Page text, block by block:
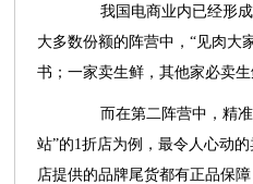
我国电商业内已经形成
大多数份额的阵营中，“见肉大
书；一家卖生鲜，其他家必卖
而在第二阵营中，精准
站”的1折店为例，最令人心动
店提供的品牌尾货都有正品保